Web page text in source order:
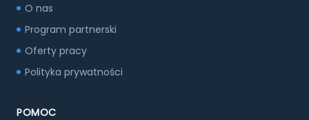
O nas
Program partnerski
Oferty pracy
Polityka prywatności
POMOC